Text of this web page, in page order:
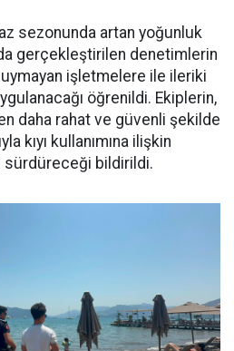
sezonunda artan yoğunluk
gerçekleştirilen denetimlerin
işletmelere ile ileriki
öğrenildi. Ekiplerin,
daha rahat ve güvenli şekilde
kıyı kullanımına ilişkin
sürdüreceği bildirildi.